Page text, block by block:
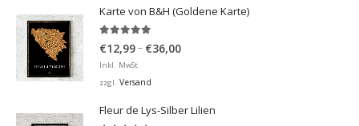
Karte von B&H (Goldene Karte)
€12,99– €36,00Preisspanne:
Inkl. MwSt.
zzgl. Versand
Fleur de Lys-Silber Lilien